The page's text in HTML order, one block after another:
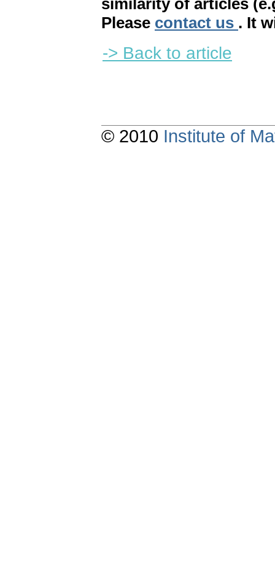
similarity of articles
Please contact us . It
-> Back to article
© 2010 Institute of